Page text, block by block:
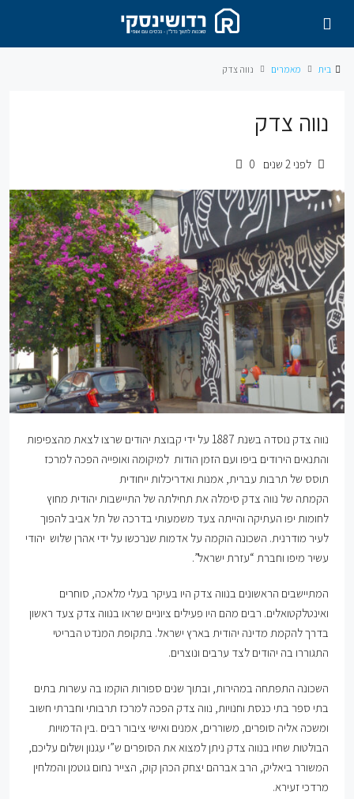
בית מאמרים נווה צדק
נווה צדק
לפני 2 שנים 0
נווה צדק נוסדה בשנת 1887 על ידי קבוצת יהודים שרצו לצאת מהצפיפות
והתנאים הירודים ביפו ועם הזמן הודות למיקומה ואופייה הפכה למרכז
תוסס של תרבות עברית, אמנות ואדריכלות ייחודית
הקמתה של נווה צדק סימלה את תחילתה של התיישבות יהודית מחוץ
לחומות יפו העתיקה והייתה צעד משמעותי בדרכה של תל אביב להפוך
לעיר מודרנית. השכונה הוקמה על אדמות שנרכשו על ידי אהרן שלוש יהודי
עשיר מיפו וחברת “עזרת ישראל”.
המתיישבים הראשונים בנווה צדק היו בעיקר בעלי מלאכה, סוחרים
ואינטלקטואלים. רבים מהם היו פעילים ציוניים שראו בנווה צדק צעד ראשון
בדרך להקמת מדינה יהודית בארץ ישראל. בתקופת המנדט הבריטי
התגוררו בה יהודים לצד ערבים ונוצרים.
השכונה התפתחה במהירות, ובתוך שנים ספורות הוקמו בה עשרות בתים
בתי ספר בתי כנסת וחנויות, נווה צדק הפכה למרכז תרבותי וחברתי חשוב
ומשכה אליה סופרים, משוררים, אמנים ואישי ציבור רבים .בין הדמויות
הבולטות שחיו בנווה צדק ניתן למצוא את הסופרים ש”י עגנון ושלום עליכם,
המשורר ביאליק, הרב אברהם יצחק הכהן קוק, הצייר נחום גוטמן והמלחין
מרדכי זעירא.